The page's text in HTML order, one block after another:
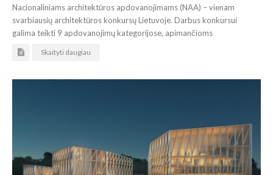
Nacionaliniams architektūros apdovanojimams (NAA) – vienam
svarbiausių architektūros konkursų Lietuvoje. Darbus konkursui
galima teikti 9 apdovanojimų kategorijose, apimančioms
Skaityti daugiau